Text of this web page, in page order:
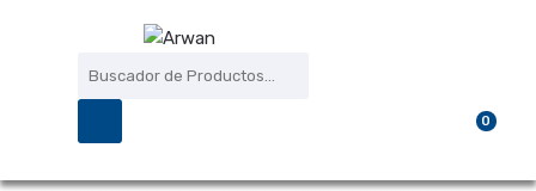
navegación
contenido
0